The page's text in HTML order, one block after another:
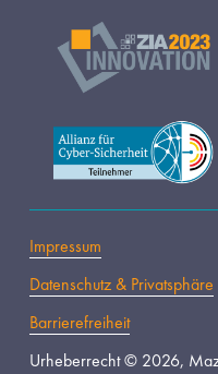
Impressum
Datenschutz & Privatsphäre
Barrierefreiheit
Urheberrecht © 2026,